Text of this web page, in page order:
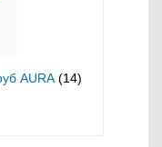
AURA (14)